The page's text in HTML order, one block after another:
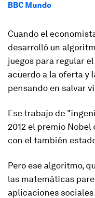
BBC Mundo
Cuando el
desarrolló un
juegos para regular
acuerdo a la oferta y
pensando en salvar
Ese trabajo de
2012 el premio
con el también
Pero ese algoritmo,
las matemáticas
aplicaciones